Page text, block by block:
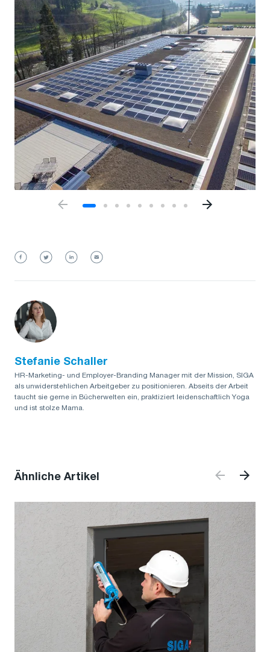
Stefanie Schaller
HR-Marketing- und Employer-Branding Manager mit der Mission, SIGA
als unwiderstehlichen Arbeitgeber zu positionieren. Abseits der Arbeit
taucht sie gerne in Bücherwelten ein, praktiziert leidenschaftlich Yoga
und ist stolze Mama.
Ähnliche Artikel